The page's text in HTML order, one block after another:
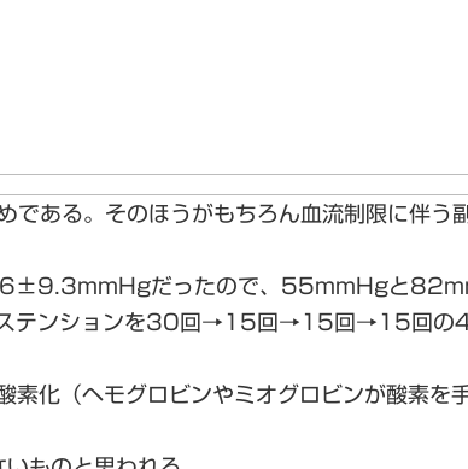
ある。そのほうがもちろん血流制限に伴う
だったので、55mmHgと
ステンションを30回→15回→15回→15回の
化（ヘモグロビンやミオグロビンが酸素を